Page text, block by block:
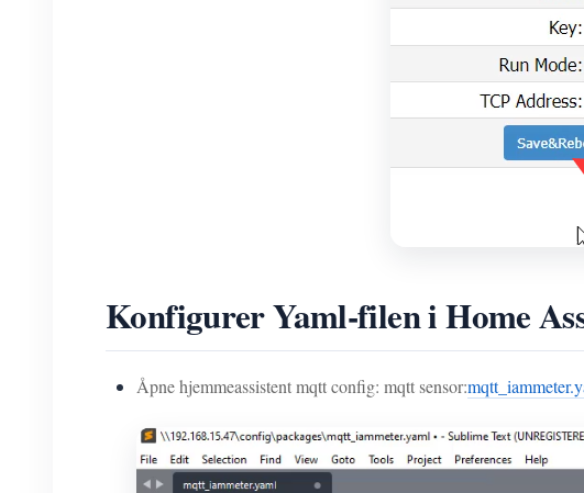
Konfigurer Yaml-filen i Home
Åpne hjemmeassistent mqtt config: mqtt sensor: